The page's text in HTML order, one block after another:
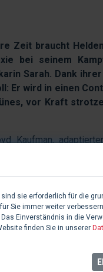
Zeit braucht
bei seinem
Sarah. Dank
Er wird in einen
vor Kraft
Kaufman,
nach dem
erlebt. Humorvoll
und dem Traum von
sie erforderlich für die
Sie immer weiter
Einverständnis in die
finden Sie in unserer